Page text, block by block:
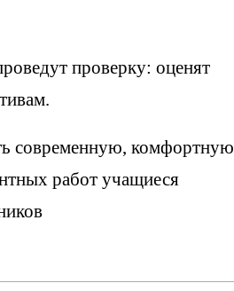
проверку: оценят
современную, комфортную
работ учащиеся